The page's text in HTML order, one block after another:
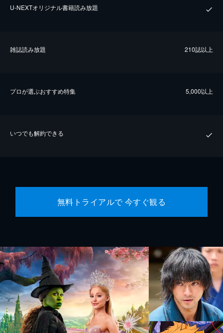
U-NEXTオリジナル書籍読み放題
雑誌読み放題 210誌以上
プロが選ぶおすすめ特集 5,000以上
いつでも解約できる
無料トライアルで 今すぐ観る